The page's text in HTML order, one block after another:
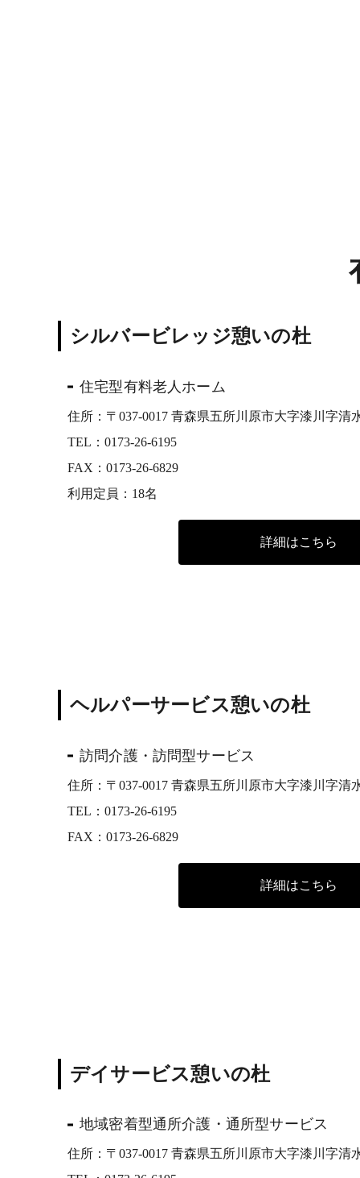
シルバービレッジ憩いの杜
住宅型有料老人ホーム
住所：〒037-0017 青森県五所川原市大字漆川字清
TEL： 0173-26-6195
FAX：0173-26-6829
利用定員：18名
詳細はこちら
ヘルパーサービス憩いの杜
訪問介護・訪問型サービス
住所：〒037-0017 青森県五所川原市大字漆川字清
TEL： 0173-26-6195
FAX：0173-26-6829
詳細はこちら
デイサービス憩いの杜
地域密着型通所介護・通所型サービス
住所：〒037-0017 青森県五所川原市大字漆川字清